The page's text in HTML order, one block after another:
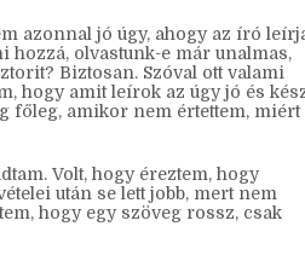
alatta, mert mindkét oldalon
szerzett tapasztalat segít
azonnal jó úgy, ahogy az író leírja.
olvastunk-e már unalmas,
hogy amit leírok az úgy jó és kész,
főleg, amikor nem értettem, miért